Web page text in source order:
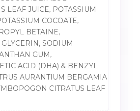
LEAF JUICE, POTASSIUM
COCOATE,
BETAINE,
SODIUM
GUM,
ACID (DHA) & BENZYL
AURANTIUM BERGAMIA
CITRATUS LEAF